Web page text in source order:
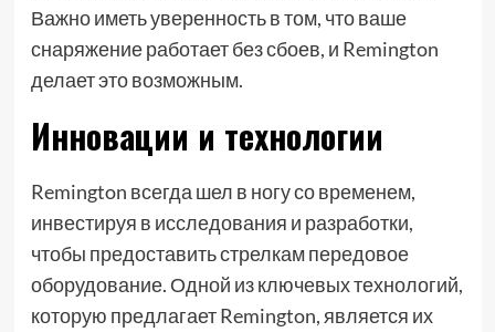
Важно иметь уверенность в том, что ваше
снаряжение работает без сбоев, и Remington
делает это возможным.
Инновации и технологии
Remington всегда шел в ногу со временем,
инвестируя в исследования и разработки,
чтобы предоставить стрелкам передовое
оборудование. Одной из ключевых технологий,
которую предлагает Remington, является их